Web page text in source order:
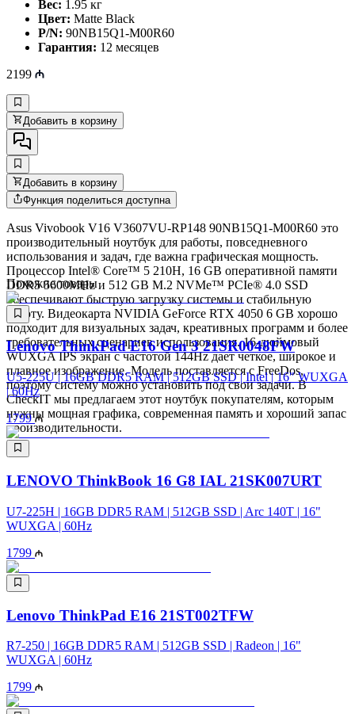
Вес: 1.95 кг
Цвет: Matte Black
P/N: 90NB15Q1-M00R60
Гарантия: 12 месяцев
2199
Добавить в корзину
Добавить в корзину
Функция поделиться доступна
Asus Vivobook V16 V3607VU-RP148 90NB15Q1-M00R60 это
производительный ноутбук для работы, повседневного
использования и задач, где важна графическая мощность.
Процессор Intel® Core™ 5 210H, 16 GB оперативной памяти
DDR5 5600MHz и 512 GB M.2 NVMe™ PCIe® 4.0 SSD
обеспечивают быструю загрузку системы и стабильную
работу. Видеокарта NVIDIA GeForce RTX 4050 6 GB хорошо
подходит для визуальных задач, креативных программ и более
требовательных сценариев использования. 16-дюймовый
WUXGA IPS экран с частотой 144Hz дает четкое, широкое и
плавное изображение. Модель поставляется с FreeDos,
поэтому систему можно установить под свои задачи. В
CheckIT мы предлагаем этот ноутбук покупателям, которым
нужны мощная графика, современная память и хороший запас
производительности.
Похожие товары
Lenovo ThinkPad E16 Gen 3 21SR0048FW
U5-225U | 16GB DDR5 RAM | 512GB SSD | Intel | 16″ WUXGA
| 60Hz
1799
LENOVO ThinkBook 16 G8 IAL 21SK007URT
U7-225H | 16GB DDR5 RAM | 512GB SSD | Arc 140T | 16"
WUXGA | 60Hz
1799
Lenovo ThinkPad E16 21ST002TFW
R7-250 | 16GB DDR5 RAM | 512GB SSD | Radeon | 16"
WUXGA | 60Hz
1799